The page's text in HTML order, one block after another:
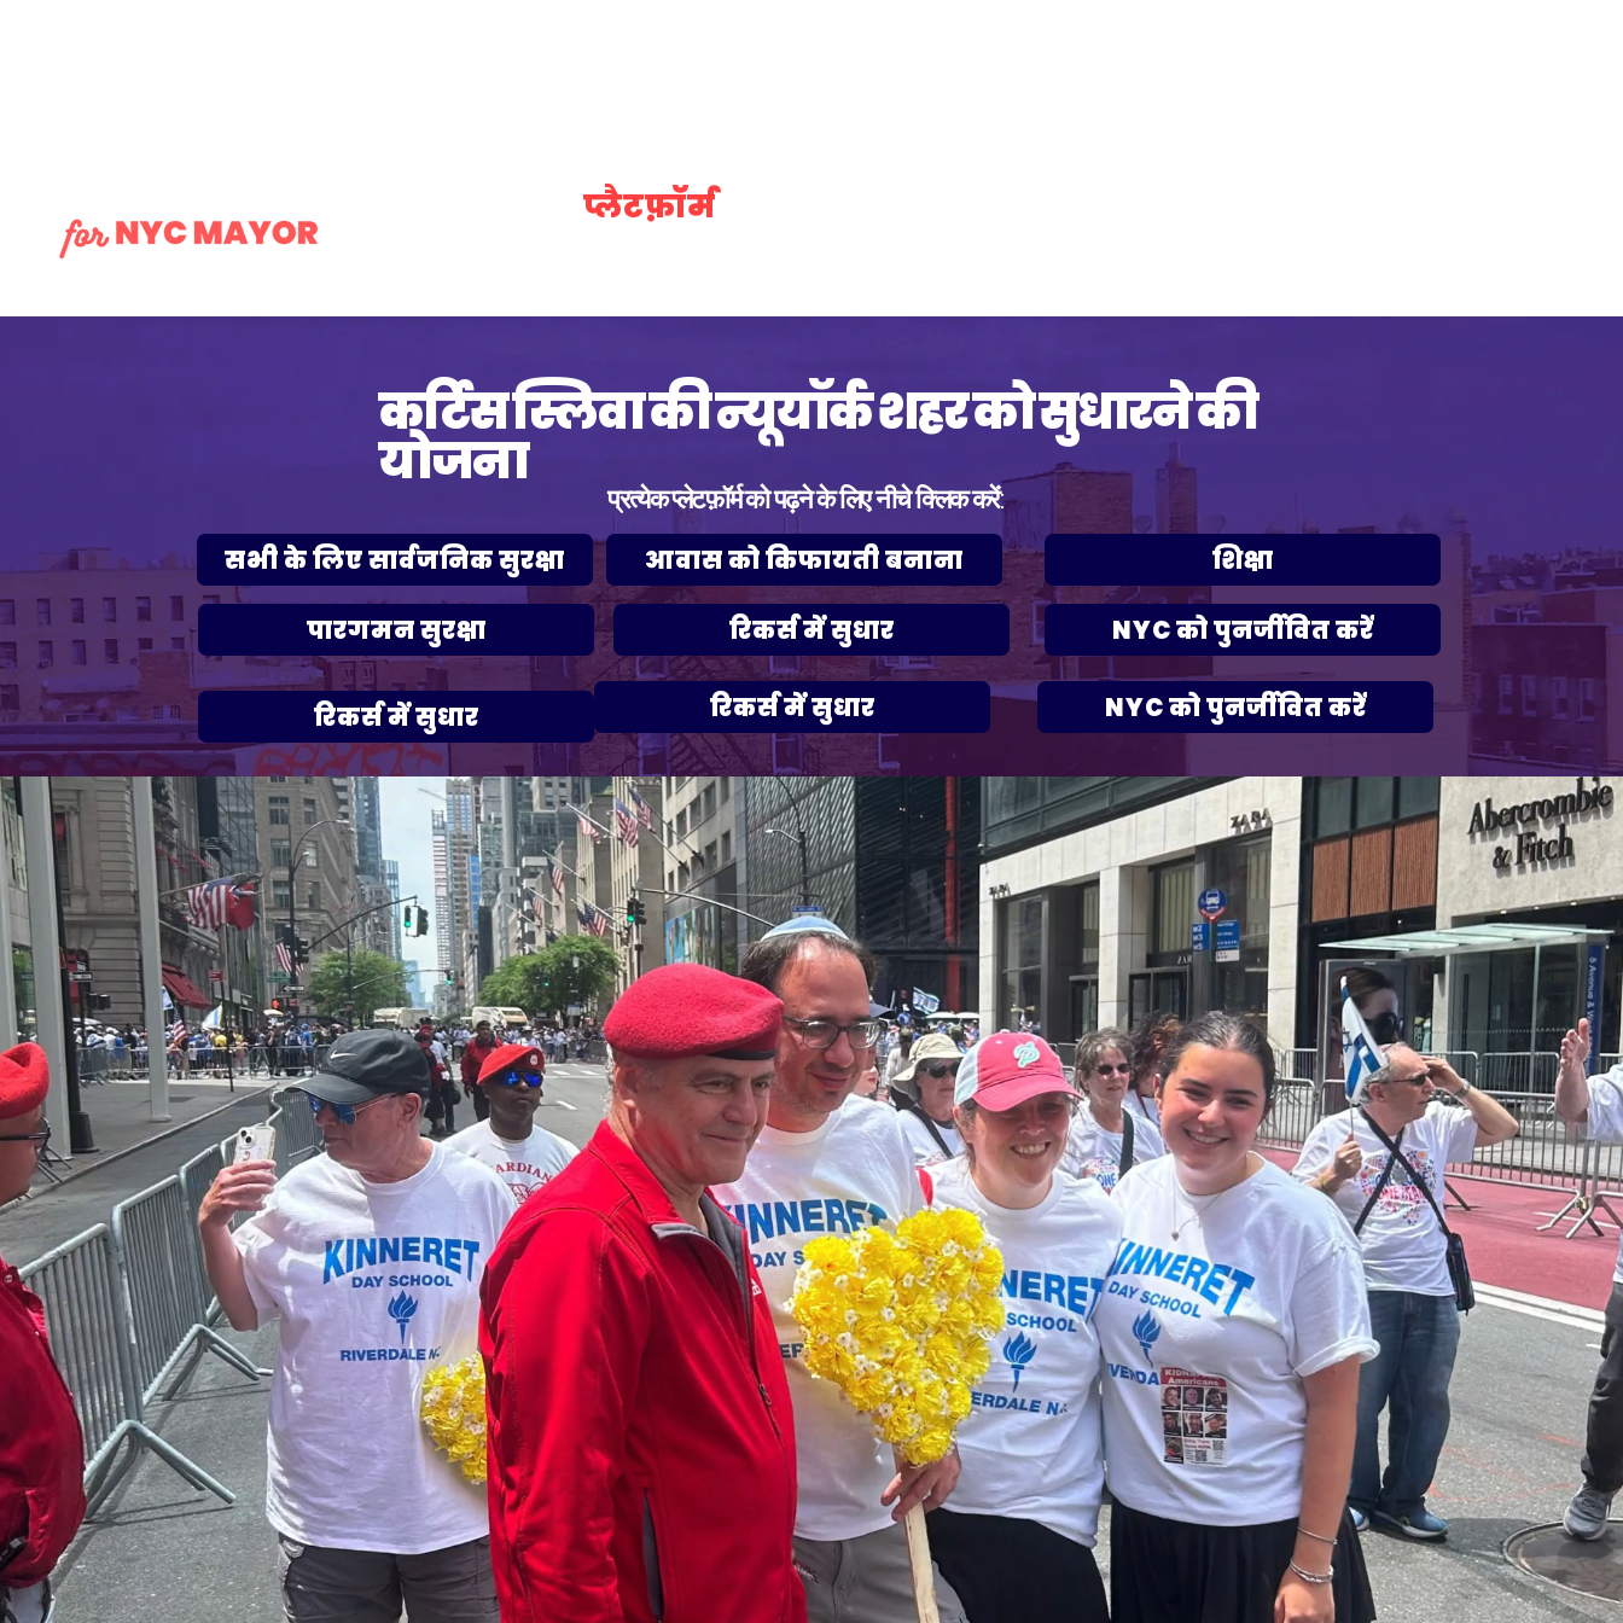
प्लैटफ़ॉर्म
कर्टिस स्लिवा की न्यूयॉर्क शहर को सुधारने की
योजना
प्रत्येक प्लेटफ़ॉर्म को पढ़ने के लिए नीचे क्लिक करें:
सभी के लिए सार्वजनिक सुरक्षा आवास को किफायती बनाना
पारगमन सुरक्षा रिकर्स में सुधार
रिकर्स में सुधार रिकर्स में सुधार
शिक्षा
NYC को पुनर्जीवित करें
NYC को पुनर्जीवित करें